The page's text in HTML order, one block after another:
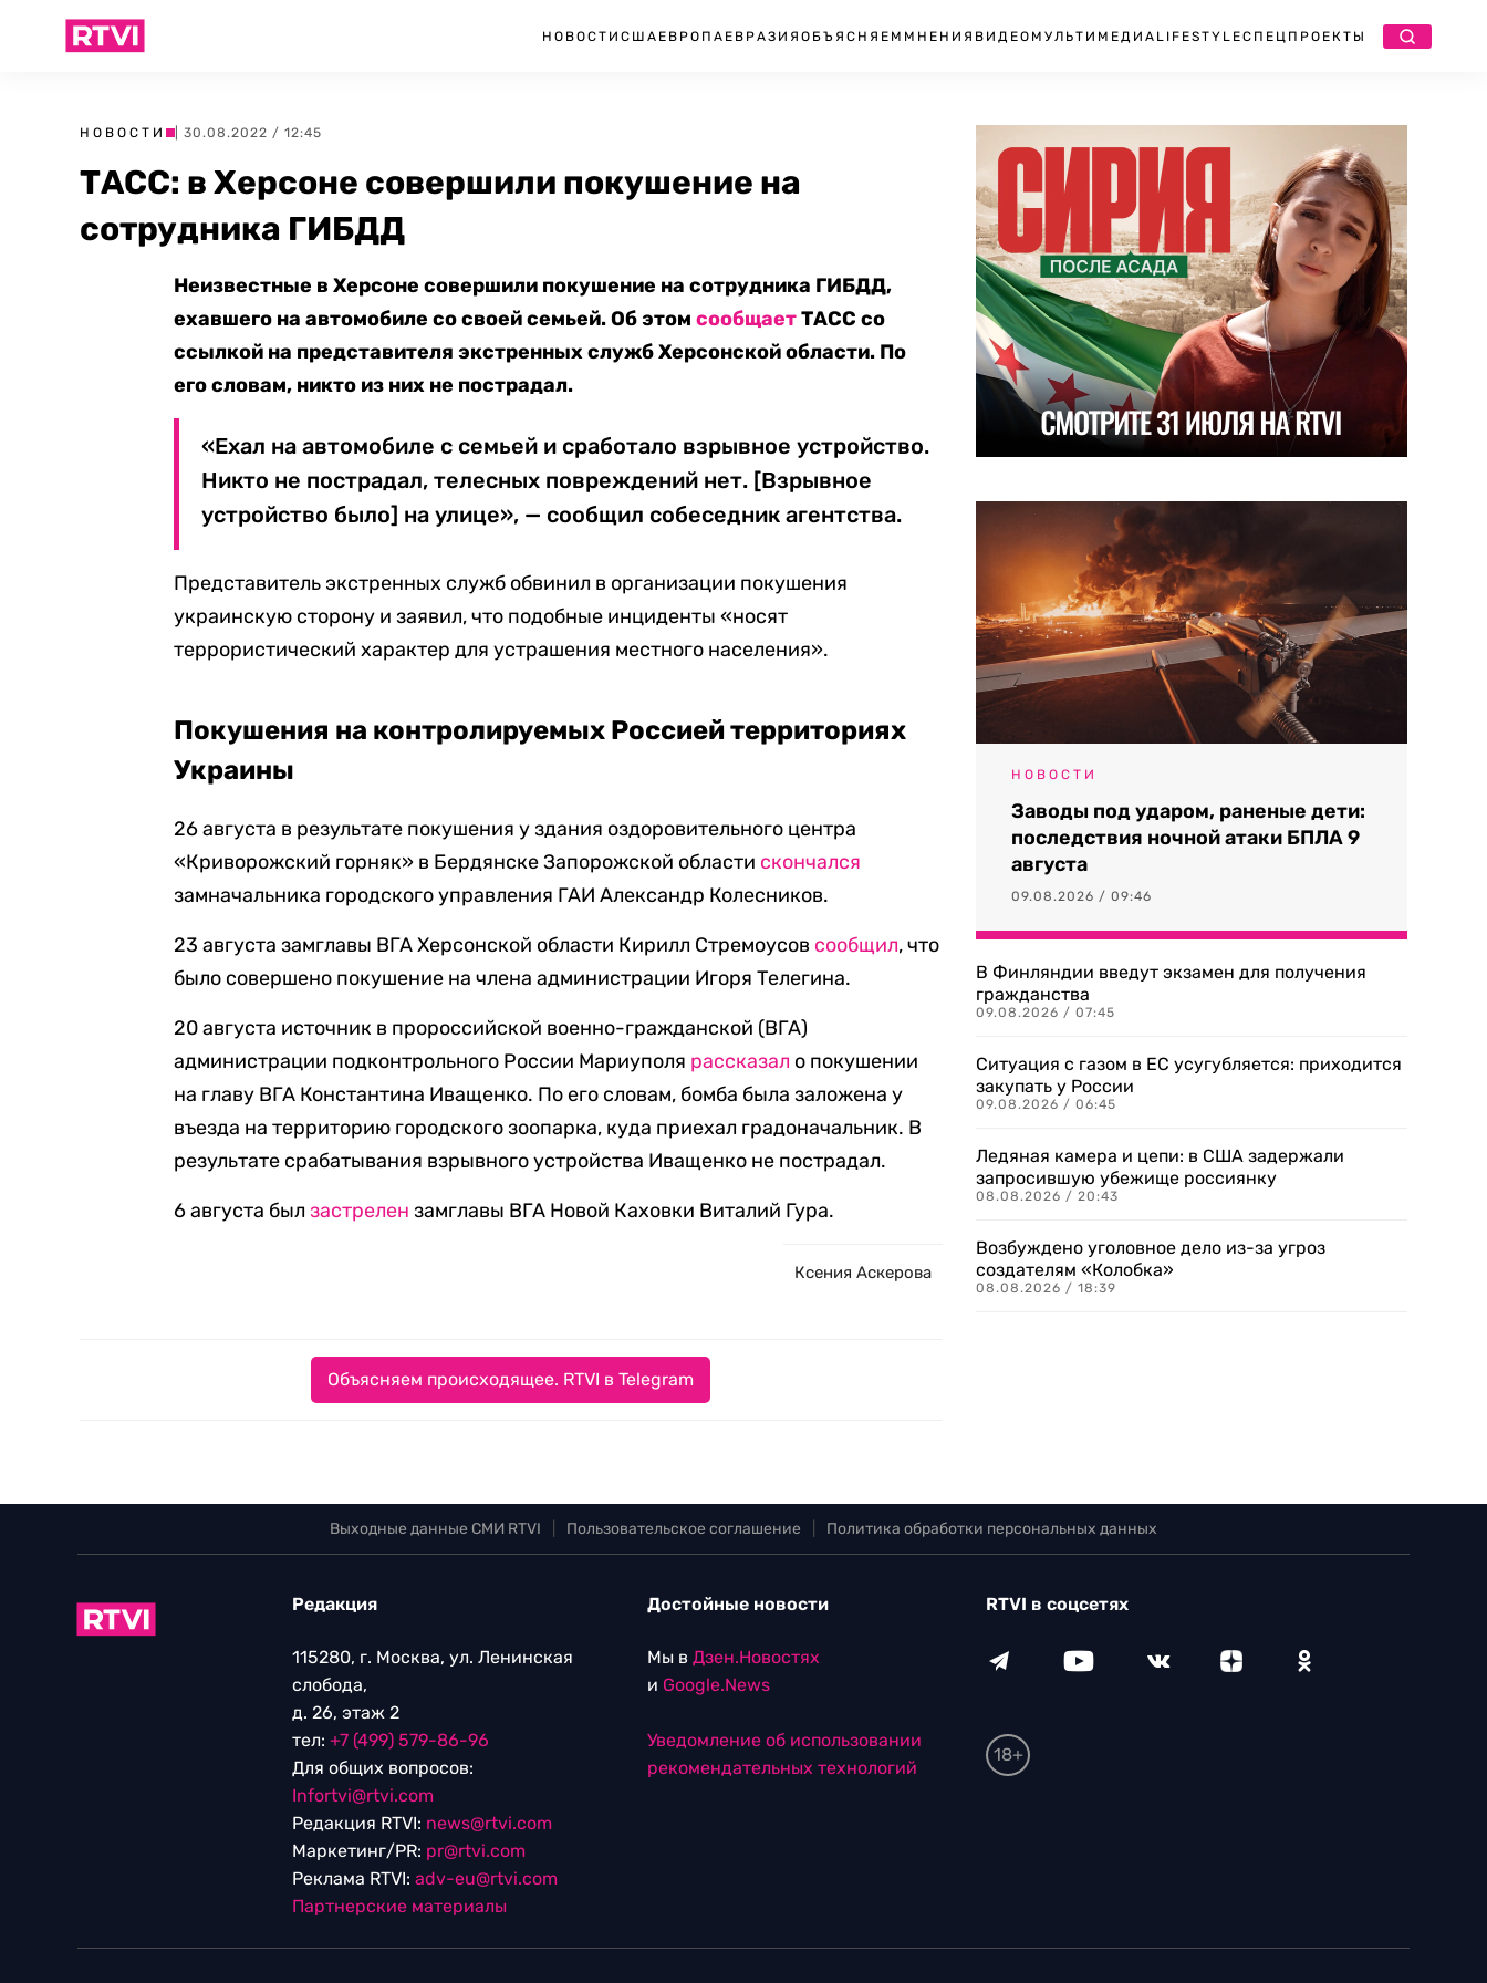
НОВОСТИ США ЕВРОПА ЕВРАЗИЯ ОБЪЯСНЯЕМ МНЕНИЯ ВИДЕО МУЛЬТИМЕДИА LIFESTYLEСПЕЦПРОЕКТЫ
НОВОСТИ | 30.08.2022 / 12:45
ТАСС: в Херсоне совершили покушение на
сотрудника ГИБДД
Неизвестные в Херсоне совершили покушение на сотрудника ГИБДД,
ехавшего на автомобиле со своей семьей. Об этомсообщаетТАСС со
ссылкой на представителя экстренных служб Херсонской области. По
его словам, никто из них не пострадал.
«Ехал на автомобиле с семьей и сработало взрывное устройство.
Никто не пострадал, телесных повреждений нет. [Взрывное
устройство было] на улице», — сообщил собеседник агентства.
Представитель экстренных служб обвинил в организации покушения
украинскую сторону и заявил, что подобные инциденты «носят
террористический характер для устрашения местного населения».
Покушения на контролируемых Россией территориях
Украины
26 августа в результате покушения у здания оздоровительного центра
«Криворожский горняк» в Бердянске Запорожской области скончался
замначальника городского управления ГАИ Александр Колесников.
23 августа замглавы ВГА Херсонской области Кирилл Стремоусов сообщил, что
было совершено покушение на члена администрации Игоря Телегина.
20 августа источник в пророссийской военно-гражданской (ВГА)
администрации подконтрольного России Мариуполя рассказал о покушении
на главу ВГА Константина Иващенко. По его словам, бомба была заложена у
въезда на территорию городского зоопарка, куда приехал градоначальник. В
результате срабатывания взрывного устройства Иващенко не пострадал.
6 августа былзастрелен замглавы ВГА Новой Каховки Виталий Гура.
Ксения Аскерова
Объясняем происходящее. RTVI в Telegram
НОВОСТИ
Заводы под ударом, раненые дети:
последствия ночной атаки БПЛА 9
августа
09.08.2026 / 09:46
В Финляндии введут экзамен для получения
гражданства
09.08.2026 / 07:45
Ситуация с газом в ЕС усугубляется: приходится
закупать у России
09.08.2026 / 06:45
Ледяная камера и цепи: в США задержали
запросившую убежище россиянку
08.08.2026 / 20:43
Возбуждено уголовное дело из-за угроз
создателям «Колобка»
08.08.2026 / 18:39
Выходные данные СМИ RTVI Пользовательское соглашение Политика обработки персональных данных
Редакция
115280, г. Москва, ул. Ленинская
слобода,
д. 26, этаж 2
тел: +7 (499) 579-86-96
Для общих вопросов:
Infortvi@rtvi.com
Редакция RTVI: news@rtvi.com
Маркетинг/PR: pr@rtvi.com
Реклама RTVI: adv-eu@rtvi.com
Партнерские материалы
Достойные новости
Мы в Дзен.Новостях
и Google.News
Уведомление об использовании
рекомендательных технологий
RTVI в соцсетях
18+